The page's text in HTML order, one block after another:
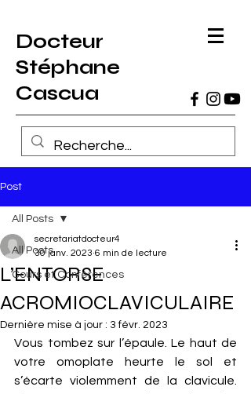
Docteur
Stéphane
Cascua
Post
All Posts
Cours et Conférences
All Posts
L’ENTORSE
ACROMIOCLAVICULAIRE
secretariatdocteur4
30 janv. 2023 6 min de lecture
Dernière mise à jour : 3 févr. 2023
Vous tombez sur l’épaule. Le haut de
votre omoplate heurte le sol et
s’écarte violemment de la clavicule.